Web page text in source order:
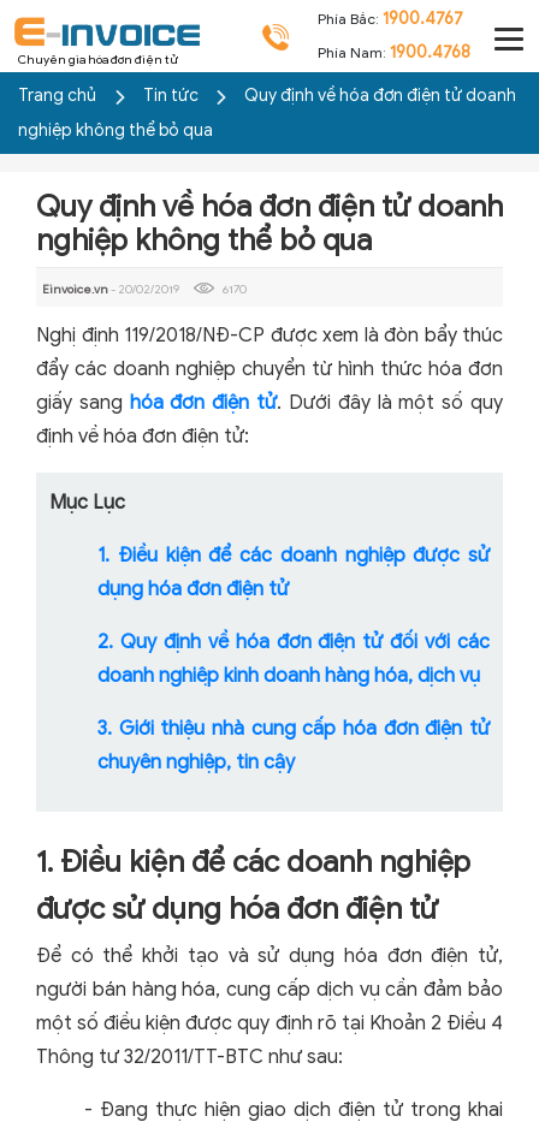
Chuyên gia hóa đơn điện tử
Phía Bắc: 1900.4767
Phía Nam: 1900.4768
Trang chủ Tin tức
Quy định về hóa đơn điện tử doanh
nghiệp không thể bỏ qua
Quy định về hóa đơn điện tử doanh
nghiệp không thể bỏ qua
Einvoice.vn- 20/02/2019 6170
Nghị định 119/2018/NĐ-CP được xem là đòn bẩy thúc
đẩy các doanh nghiệp chuyển từ hình thức hóa đơn
giấy sang hóa đơn điện tử. Dưới đây là một số quy
định về hóa đơn điện tử:
Mục Lục
1. Điều kiện để các doanh nghiệp được sử
dụng hóa đơn điện tử
2. Quy định về hóa đơn điện tử đối với các
doanh nghiệp kinh doanh hàng hóa, dịch vụ
3. Giới thiệu nhà cung cấp hóa đơn điện tử
chuyên nghiệp, tin cậy
1. Điều kiện để các doanh nghiệp
được sử dụng hóa đơn điện tử
Để có thể khởi tạo và sử dụng hóa đơn điện tử,
người bán hàng hóa, cung cấp dịch vụ cần đảm bảo
một số điều kiện được quy định rõ tại Khoản 2 Điều 4
Thông tư 32/2011/TT-BTC như sau:
- Đang thực hiện giao dịch điện tử trong khai